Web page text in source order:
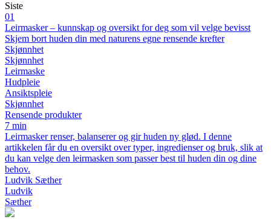
Siste
01
Leirmasker – kunnskap og oversikt for deg som vil velge bevisst
Skjem bort huden din med naturens egne rensende krefter
Skjønnhet
Skjønnhet
Leirmaske
Hudpleie
Ansiktspleie
Skjønnhet
Rensende produkter
7 min
Leirmasker renser, balanserer og gir huden ny glød. I denne
artikkelen får du en oversikt over typer, ingredienser og bruk, slik at
du kan velge den leirmasken som passer best til huden din og dine
behov.
Ludvik Sæther
Ludvik
Sæther